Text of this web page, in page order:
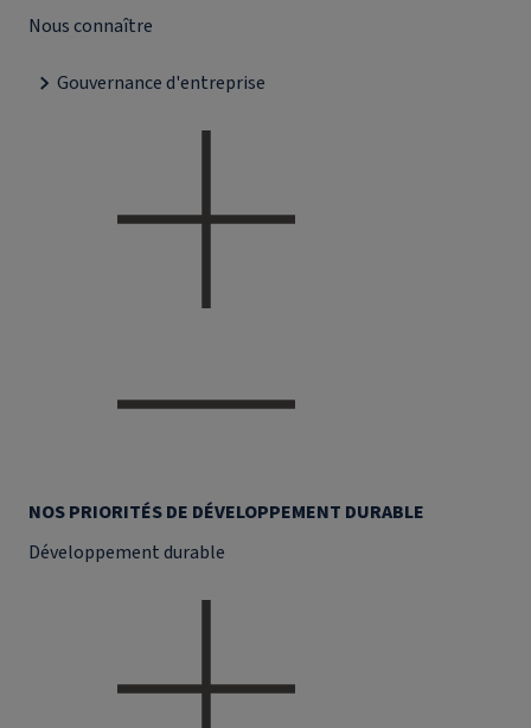
Nous connaître
Gouvernance d'entreprise
NOS PRIORITÉS DE DÉVELOPPEMENT DURABLE
Développement durable